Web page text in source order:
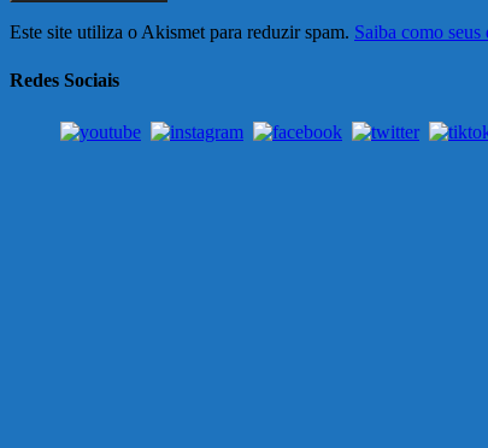
Este site utiliza o Akismet para reduzir spam. Saiba como seus
Redes Sociais